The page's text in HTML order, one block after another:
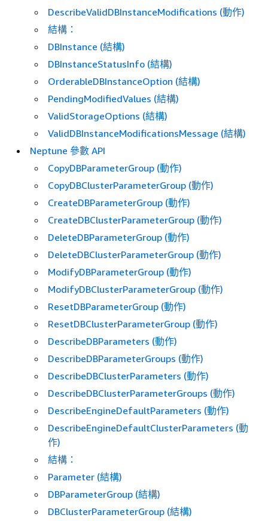
DescribeValidDBInstanceModifications (動作)
結構：
DBInstance (結構)
DBInstanceStatusInfo (結構)
OrderableDBInstanceOption (結構)
PendingModifiedValues (結構)
ValidStorageOptions (結構)
ValidDBInstanceModificationsMessage (結構)
Neptune 參數 API
CopyDBParameterGroup (動作)
CopyDBClusterParameterGroup (動作)
CreateDBParameterGroup (動作)
CreateDBClusterParameterGroup (動作)
DeleteDBParameterGroup (動作)
DeleteDBClusterParameterGroup (動作)
ModifyDBParameterGroup (動作)
ModifyDBClusterParameterGroup (動作)
ResetDBParameterGroup (動作)
ResetDBClusterParameterGroup (動作)
DescribeDBParameters (動作)
DescribeDBParameterGroups (動作)
DescribeDBClusterParameters (動作)
DescribeDBClusterParameterGroups (動作)
DescribeEngineDefaultParameters (動作)
DescribeEngineDefaultClusterParameters (動
作)
結構：
Parameter (結構)
DBParameterGroup (結構)
DBClusterParameterGroup (結構)